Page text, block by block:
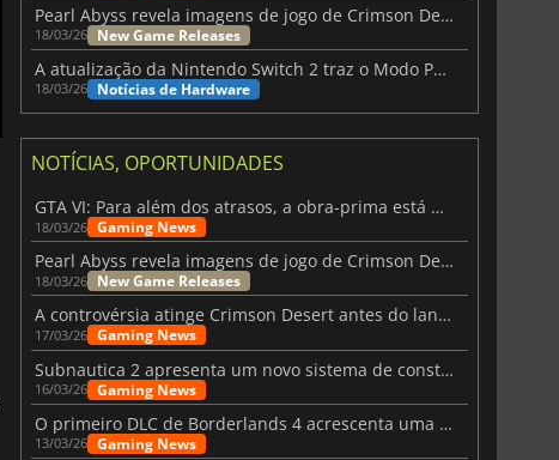
Pearl Abyss revela imagens de jogo de Crimson Desert para a PS5
18/03/26 New Game Releases
A atualização da Nintendo Switch 2 traz o Modo Portátil aos jogos mais antigos da Switch
18/03/26 Notícias de Hardware
NOTÍCIAS, OPORTUNIDADES
GTA VI: Para além dos atrasos, a obra-prima está quase a chegar
18/03/26 Gaming News
Pearl Abyss revela imagens de jogo de Crimson Desert para a PS5
18/03/26 New Game Releases
A controvérsia atinge Crimson Desert antes do lançamento
17/03/26 Gaming News
Subnautica 2 apresenta um novo sistema de construção de bases
16/03/26 Gaming News
O primeiro DLC de Borderlands 4 acrescenta uma nova personagem e muito mais
13/03/26 Gaming News